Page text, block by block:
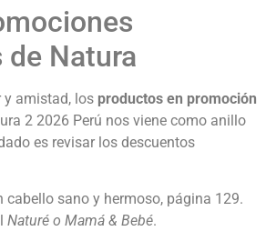
Natura
y amistad, los productos en promoción
2 2026 Perú nos viene como anillo
es revisar los descuentos
cabello sano y hermoso, página 129.
Naturé o Mamá & Bebé.